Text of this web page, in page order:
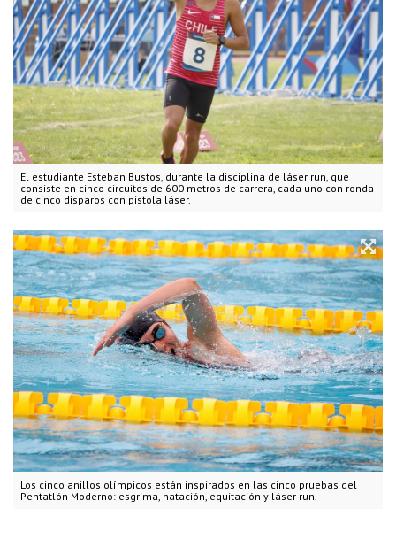
El estudiante Esteban Bustos, durante la disciplina de láser run, que
consiste en cinco circuitos de 600 metros de carrera, cada uno con ronda
de cinco disparos con pistola láser.
Los cinco anillos olímpicos están inspirados en las cinco pruebas del
Pentatlón Moderno: esgrima, natación, equitación y láser run.